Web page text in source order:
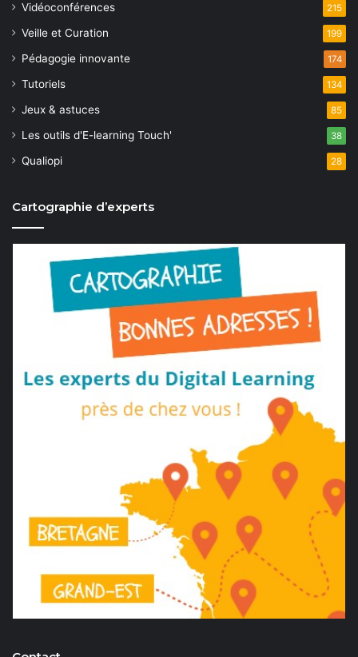
Vidéoconférences 215
Veille et Curation 199
Pédagogie innovante 174
Tutoriels 134
Jeux & astuces 85
Les outils d'E-learning Touch' 38
Qualiopi 28
Cartographie d’experts